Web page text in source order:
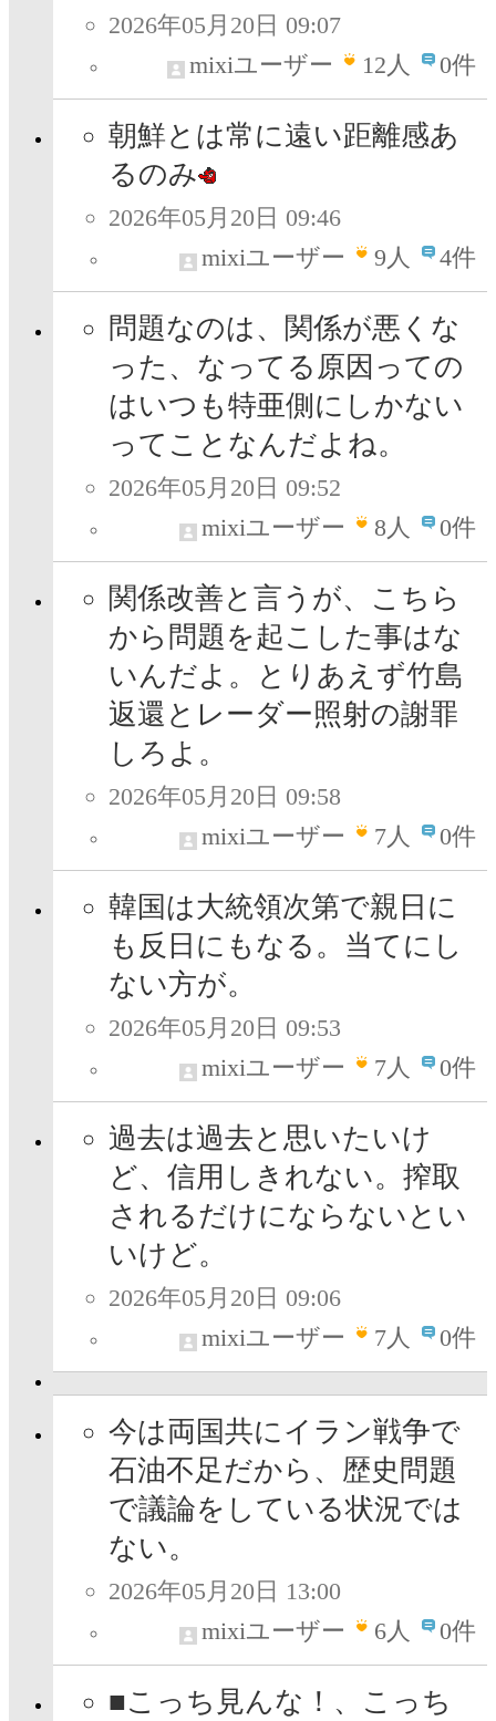
2026年05月20日 09:07
mixiユーザー
12人 0件
朝鮮とは常に遠い距離感あ
るのみ
2026年05月20日 09:46
mixiユーザー
9人 4件
問題なのは、関係が悪くな
った、なってる原因っての
はいつも特亜側にしかない
ってことなんだよね。
2026年05月20日 09:52
mixiユーザー
8人 0件
関係改善と言うが、こちら
から問題を起こした事はな
いんだよ。とりあえず竹島
返還とレーダー照射の謝罪
しろよ。
2026年05月20日 09:58
mixiユーザー
7人 0件
韓国は大統領次第で親日に
も反日にもなる。当てにし
ない方が。
2026年05月20日 09:53
mixiユーザー
7人 0件
過去は過去と思いたいけ
ど、信用しきれない。搾取
されるだけにならないとい
いけど。
2026年05月20日 09:06
mixiユーザー
7人 0件
今は両国共にイラン戦争で
石油不足だから、歴史問題
で議論をしている状況では
ない。
2026年05月20日 13:00
mixiユーザー
6人 0件
■こっち見んな！、こっち